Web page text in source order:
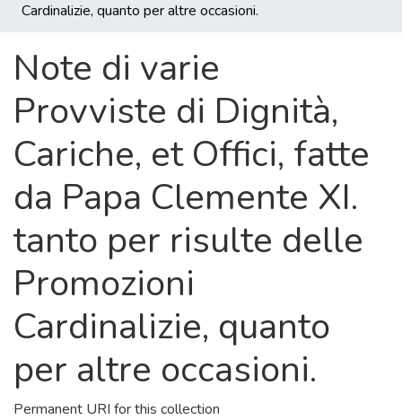
Cardinalizie, quanto per altre occasioni.
Note di varie
Provviste di Dignità,
Cariche, et Offici, fatte
da Papa Clemente XI.
tanto per risulte delle
Promozioni
Cardinalizie, quanto
per altre occasioni.
Permanent URI for this collection